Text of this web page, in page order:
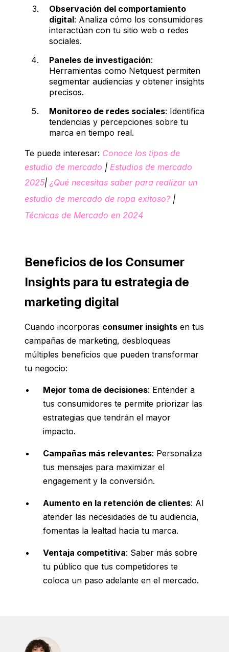
Observación del comportamiento
digital: Analiza cómo los consumidores
interactúan con tu sitio web o redes
sociales.
Paneles de investigación:
Herramientas como Netquest permiten
segmentar audiencias y obtener insights
precisos.
Monitoreo de redes sociales: Identifica
tendencias y percepciones sobre tu
marca en tiempo real.
Te puede interesar: Conoce los tipos de
estudio de mercado | Estudios de mercado
2025| ¿Qué necesitas saber para realizar un
estudio de mercado de ropa exitoso? |
Técnicas de Mercado en 2024
Beneficios de los Consumer
Insights para tu estrategia de
marketing digital
Cuando incorporas consumer insights en tus
campañas de marketing, desbloqueas
múltiples beneficios que pueden transformar
tu negocio:
Mejor toma de decisiones: Entender a
tus consumidores te permite priorizar las
estrategias que tendrán el mayor
impacto.
Campañas más relevantes: Personaliza
tus mensajes para maximizar el
engagement y la conversión.
Aumento en la retención de clientes: Al
atender las necesidades de tu audiencia,
fomentas la lealtad hacia tu marca.
Ventaja competitiva: Saber más sobre
tu público que tus competidores te
coloca un paso adelante en el mercado.